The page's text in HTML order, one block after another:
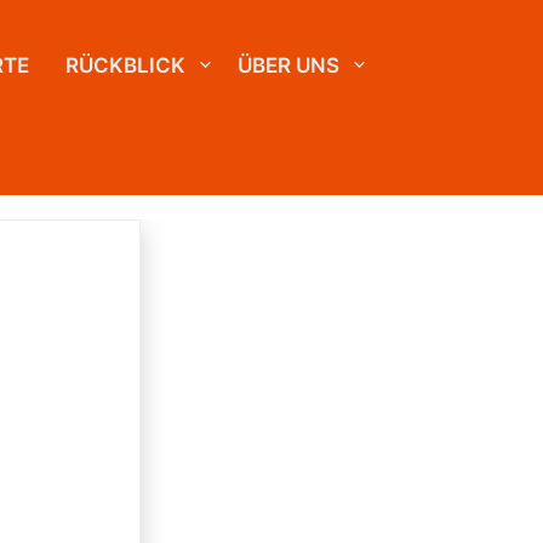
RÜCKBLICK ÜBER UNS